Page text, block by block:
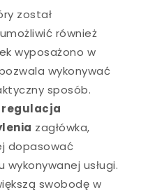
został
również
wyposażono w
wykonywać
sposób.
regulacja
zagłówka,
dopasować
wykonywanej usługi.
swobodę w